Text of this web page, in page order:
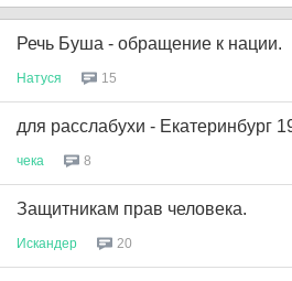
Речь Буша - обращение к нации.
Натуся 15
для расслабухи - Екатеринбург
чека 8
Защитникам прав человека.
Искандер 20